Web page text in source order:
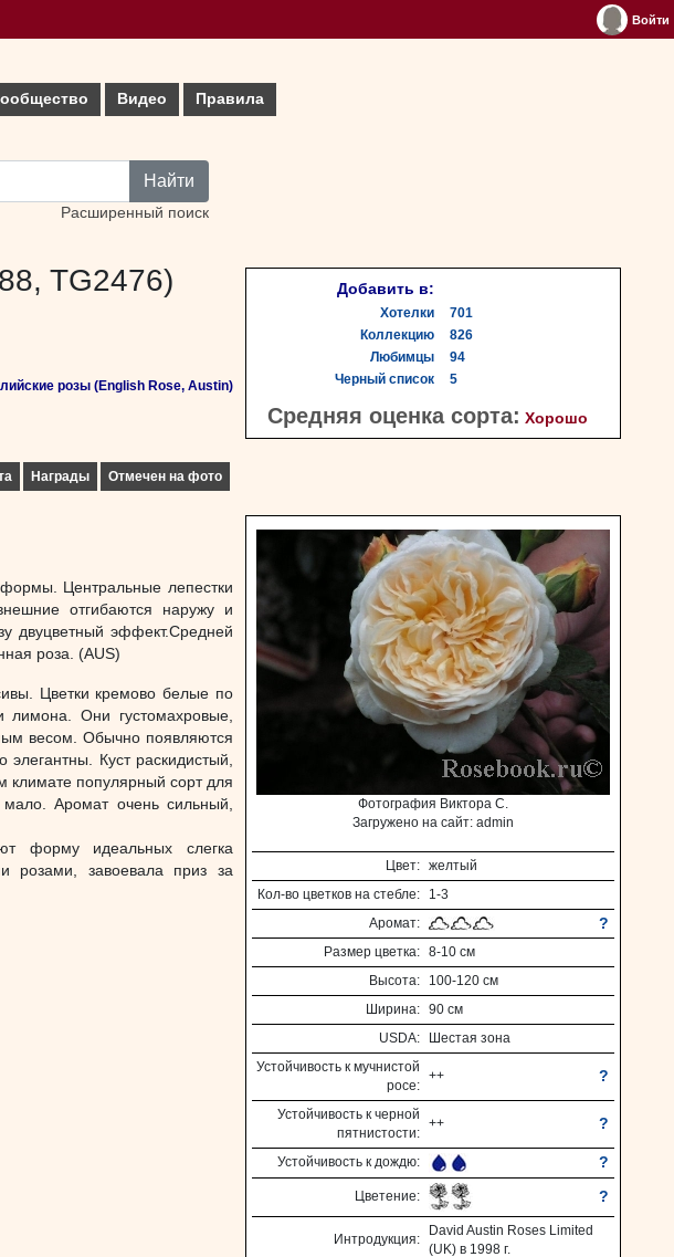
Войти
Видео Правила
Найти
Расширенный поиск
TG2476)
розы (English Rose, Austin)
Добавить в:
Хотелки
701
Коллекцию
826
Любимцы
94
Черный список
5
Средняя оценка сорта: Хорошо
Награды Отмечен на фото
Центральные лепестки
отгибаются наружу и
двуцветный эффект.Средней
роза. (AUS)
Цветки кремово белые по
лимона. Они густомахровые,
весом. Обычно появляются
Куст раскидистый,
климате популярный сорт для
Аромат очень сильный,
форму идеальных слегка
розами, завоевала приз за
Фотография Виктора С.
Загружено на сайт: admin
Цвет: желтый
Кол-во цветков на стебле: 1-3
Аромат: ?
Размер цветка: 8-10 см
Высота: 100-120 см
Ширина: 90 см
USDA: Шестая зона
Устойчивость к мучнистой
росе:
++ ?
Устойчивость к черной
пятнистости:
++ ?
Устойчивость к дождю: ?
Цветение: ?
Интродукция:
David Austin Roses Limited
(UK) в 1998 г.